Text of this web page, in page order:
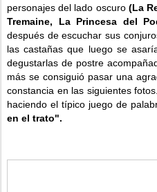
personajes del lado oscuro (La
Tremaine, La Princesa del
después de escuchar sus
las castañas que luego se
degustarlas de postre
más se consiguió pasar una
constancia en las siguientes
haciendo el típico juego de
en el trato".